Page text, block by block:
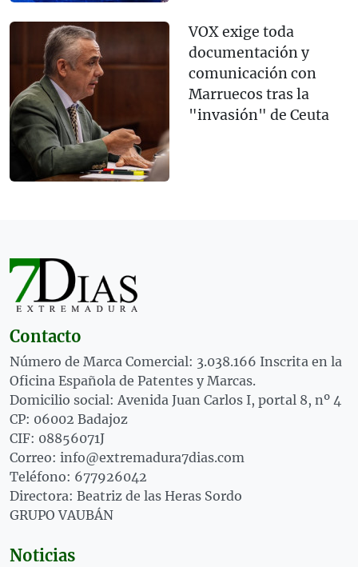
VOX exige toda
documentación y
comunicación con
Marruecos tras la
"invasión" de Ceuta
Contacto
Número de Marca Comercial: 3.038.166 Inscrita en la
Oficina Española de Patentes y Marcas.
Domicilio social: Avenida Juan Carlos I, portal 8, nº 4
CP: 06002 Badajoz
CIF: 08856071J
Correo: info@extremadura7dias.com
Teléfono: 677926042
Directora: Beatriz de las Heras Sordo
GRUPO VAUBÁN
Noticias